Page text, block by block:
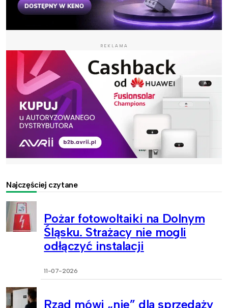
REKLAMA
Najczęściej czytane
Pożar fotowoltaiki na Dolnym
Śląsku. Strażacy nie mogli
odłączyć instalacji
11-07-2026
Rząd mówi „nie” dla sprzedaży